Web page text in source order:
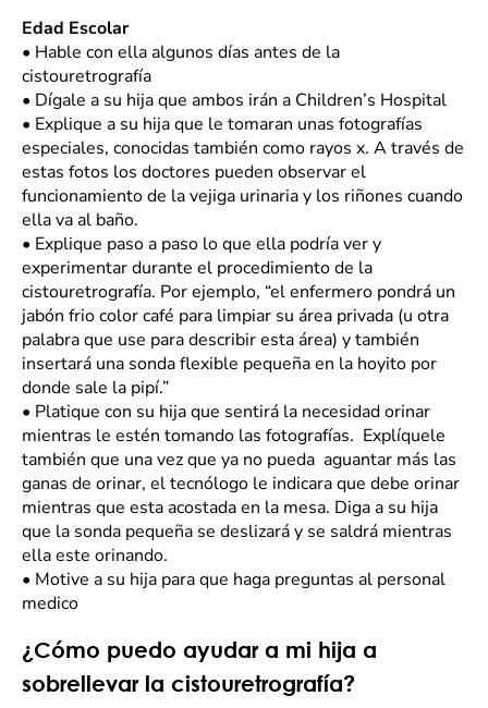
Edad Escolar
• Hable con ella algunos días antes de la
cistouretrografía
• Dígale a su hija que ambos irán a Children’s Hospital
• Explique a su hija que le tomaran unas fotografías
especiales, conocidas también como rayos x. A través de
estas fotos los doctores pueden observar el
funcionamiento de la vejiga urinaria y los riñones cuando
ella va al baño.
• Explique paso a paso lo que ella podría ver y
experimentar durante el procedimiento de la
cistouretrografía. Por ejemplo, “el enfermero pondrá un
jabón frio color café para limpiar su área privada (u otra
palabra que use para describir esta área) y también
insertará una sonda flexible pequeña en la hoyito por
donde sale la pipí.”
• Platique con su hija que sentirá la necesidad orinar
mientras le estén tomando las fotografías. Explíquele
también que una vez que ya no pueda aguantar más las
ganas de orinar, el tecnólogo le indicara que debe orinar
mientras que esta acostada en la mesa. Diga a su hija
que la sonda pequeña se deslizará y se saldrá mientras
ella este orinando.
• Motive a su hija para que haga preguntas al personal
medico
¿Cómo puedo ayudar a mi hija a
sobrellevar la cistouretrografía?